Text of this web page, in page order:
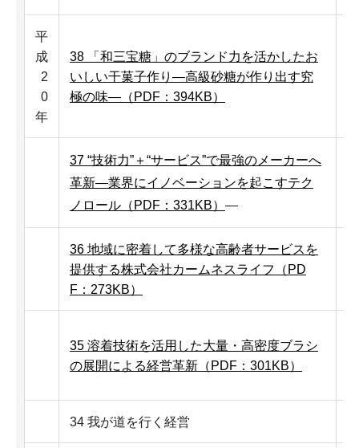
平
成
2
0
年
38 「和三宝糖」のブランド力を活かしたお
いしい干菓子作り―高級砂糖が作り出す究
極の味―（PDF：394KB）
37 “技術力”＋“サービス”で最強のメーカーへ
革新―業界にイノベーションを起こすテク
ノロール（PDF：331KB） ―
36 地域に密着して多様な高齢者サービスを
提供する株式会社カームネスライフ（PD
F：273KB）
35 溶着技術を活用した大量・高密度ブラシ
の展開による経営革新（PDF：301KB）
34 我が道を行く経営